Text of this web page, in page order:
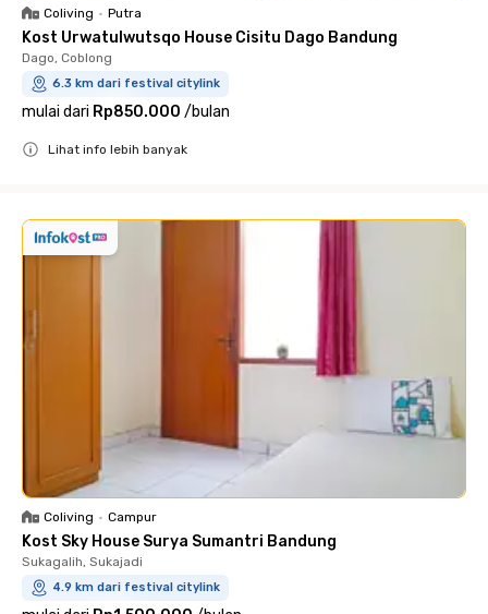
Coliving • Putra
Kost Urwatulwutsqo House Cisitu Dago Bandung
Dago, Coblong
6.3 km dari festival citylink
mulai dari Rp850.000 /bulan
Lihat info lebih banyak
Coliving • Campur
Kost Sky House Surya Sumantri Bandung
Sukagalih, Sukajadi
4.9 km dari festival citylink